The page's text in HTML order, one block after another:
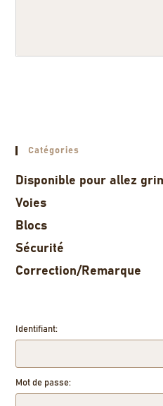
Catégories
Disponible pour allez
Voies
Blocs
Sécurité
Correction/Remarque
Identifiant:
Mot de passe: